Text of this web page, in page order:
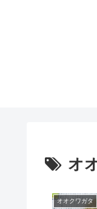
オ
オオクワガタ